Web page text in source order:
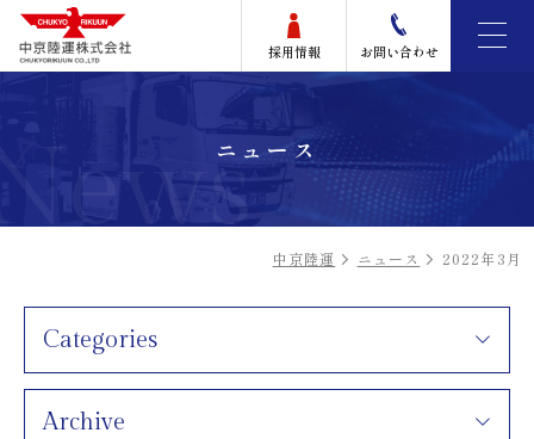
採用情報 お問い合わせ
ニュース
中京陸運 ニュース 2022年3月
Categories
Archive